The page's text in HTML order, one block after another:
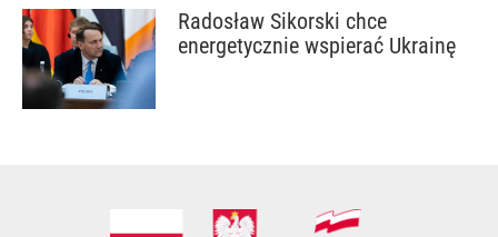
Radosław Sikorski chce
energetycznie wspierać Ukrainę